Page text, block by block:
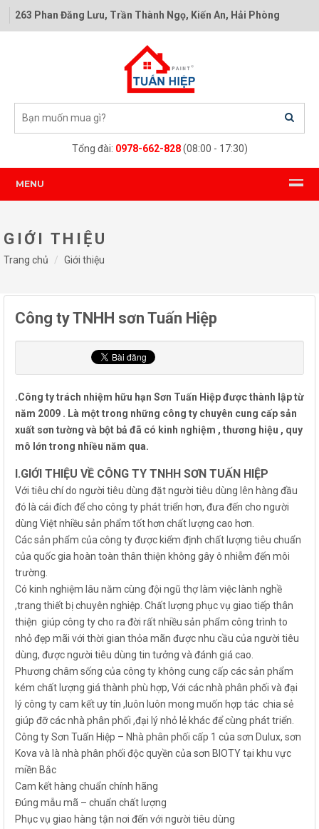
263 Phan Đăng Lưu, Trần Thành Ngọ, Kiến An, Hải Phòng
Tổng đài: 0978-662-828(08:00 - 17:30)
MENU
GIỚI THIỆU
Trang chủ Giới thiệu
Công ty TNHH sơn Tuấn Hiệp
.Công ty trách nhiệm hữu hạn Sơn Tuấn Hiệp được thành lập từ
năm 2009 . Là một trong những công ty chuyên cung cấp sản
xuất sơn tường và bột bả đã có kinh nghiệm , thương hiệu , quy
mô lớn trong nhiều năm qua.
I.GIỚI THIỆU VỀ CÔNG TY TNHH SƠN TUẤN HIỆP
Với tiêu chí do người tiêu dùng đặt người tiêu dùng lên hàng đầu
đó là cái đích để cho công ty phát triển hơn, đưa đến cho người
dùng Việt nhiều sản phẩm tốt hơn chất lượng cao hơn.
Các sản phẩm của công ty được kiểm định chất lượng tiêu chuẩn
của quốc gia hoàn toàn thân thiện không gây ô nhiễm đến môi
trường.
Có kinh nghiệm lâu năm cùng đội ngũ thợ làm việc lành nghề
,trang thiết bị chuyên nghiệp. Chất lượng phục vụ giao tiếp thân
thiện giúp công ty cho ra đời rất nhiều sản phẩm công trình to
nhỏ đẹp mãi với thời gian thỏa mãn được nhu cầu của người tiêu
dùng, được người tiêu dùng tin tưởng và đánh giá cao.
Phương châm sống của công ty không cung cấp các sản phẩm
kém chất lượng giá thành phù hợp, Với các nhà phân phối và đại
lý công ty cam kết uy tín ,luôn luôn mong muốn hợp tác chia sẻ
giúp đỡ các nhà phân phối ,đại lý nhỏ lẻ khác để cùng phát triển.
Công ty Sơn Tuấn Hiệp – Nhà phân phối cấp 1 của sơn Dulux, sơn
Kova và là nhà phân phối độc quyền của sơn BIOTY tại khu vực
miền Bắc
Cam kết hàng chuẩn chính hãng
Đúng mẫu mã – chuẩn chất lượng
Phục vụ giao hàng tận nơi đến với người tiêu dùng